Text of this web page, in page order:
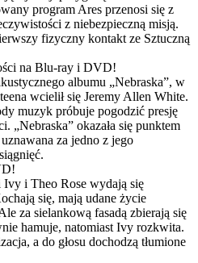
program Ares przenosi się z
z niebezpieczną misją.
fizyczny kontakt ze Sztuczną
na Blu-ray i DVD!
albumu „Nebraska”, w
wcielił się Jeremy Allen White.
muzyk próbuje pogodzić presję
„Nebraska” okazała się punktem
za jedno z jego
i Theo Rose wydają się
się, mają udane życie
za sielankową fasadą zbierają się
hamuje, natomiast Ivy rozkwita.
a do głosu dochodzą tłumione